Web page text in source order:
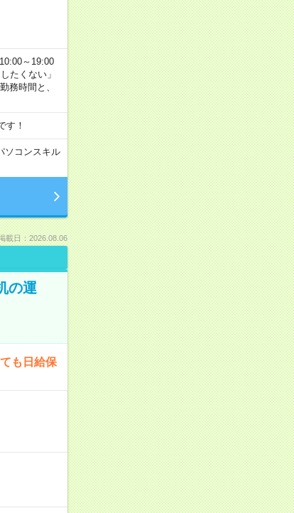
～19:00
たくない」
務時間と、
す！
ソコンスキル
載日：2026.08.06
の運
も日給保